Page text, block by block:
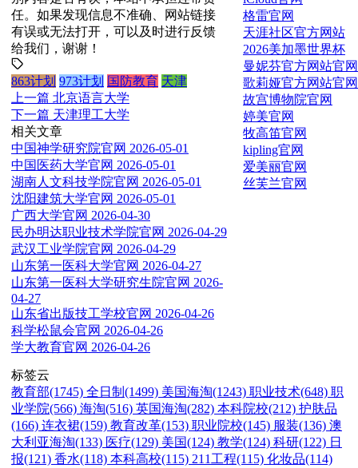
任。如果发现信息不准确、网站链接
有误或无法打开，可以及时进行反馈
给我们，谢谢！
863计划 973计划 国防教育 天津
上一篇 北京语言大学
下一篇 天津理工大学
相关文章
中国神学研究院官网 2026-05-01
中国医药大学官网 2026-05-01
湖南人文科技学院官网 2026-05-01
沈阳建筑大学官网 2026-05-01
广西大学官网 2026-04-30
民办明达职业技术学院官网 2026-04-29
武汉工业学院官网 2026-04-29
山东第一医科大学官网 2026-04-27
山东第一医科大学研究生院官网 2026-
04-27
山东省出版技工学校官网 2026-04-26
科学松鼠会官网 2026-04-26
学大教育官网 2026-04-26
格雷官网
天涯社区官方网站
2026美加墨世界杯
曼妮芬官方网站官网
歌莉娅官方网站官网
故宫博物院官网
婷美官网
牧高笛官网
kipling官网
爱美丽官网
丝芙兰官网
标签云
教育部(1745) 全日制(1499) 美国海淘(1243) 职业技术(648) 职
业学院(566) 海淘(516) 英国海淘(282) 本科院校(212) 护肤品
(166) 连衣裙(159) 教育改革(153) 职业院校(145) 服装(136) 澳
大利亚海淘(133) 医疗(129) 美国(124) 教学(124) 科研(122) 日
报(121) 香水(118) 本科高校(115) 211工程(115) 化妆品(114)